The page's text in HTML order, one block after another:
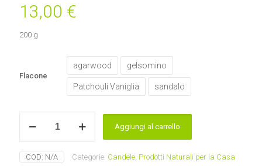
13,00 €
200 g
Flacone
agarwood gelsomino
Patchouli Vaniglia sandalo
cera
soia
Organic
Aggiungi al carrello
COD: N/A Categorie: Candele Prodotti Naturali per la Casa